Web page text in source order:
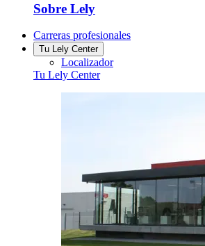
Sobre Lely
Carreras profesionales
Tu Lely Center
Localizador
Tu Lely Center